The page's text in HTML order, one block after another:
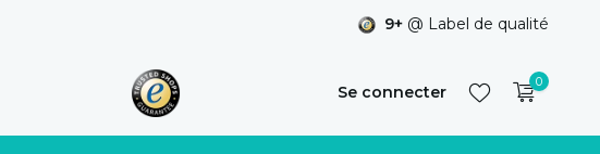
9+ @ Label de qualité
Se connecter
0